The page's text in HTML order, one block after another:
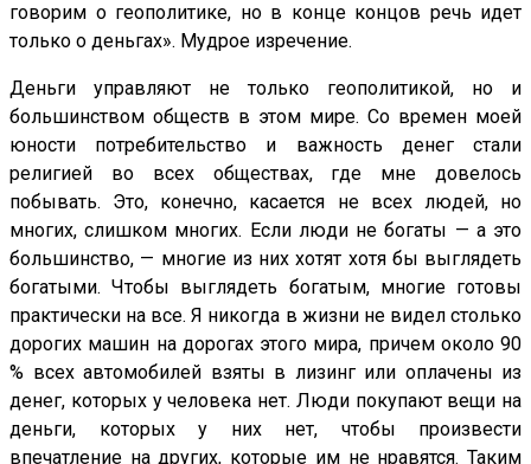
говорим о геополитике, но в конце концов речь идет
только о деньгах». Мудрое изречение.
Деньги управляют не только геополитикой, но и
большинством обществ в этом мире. Со времен моей
юности потребительство и важность денег стали
религией во всех обществах, где мне довелось
побывать. Это, конечно, касается не всех людей, но
многих, слишком многих. Если люди не богаты — а это
большинство, — многие из них хотят хотя бы выглядеть
богатыми. Чтобы выглядеть богатым, многие готовы
практически на все. Я никогда в жизни не видел столько
дорогих машин на дорогах этого мира, причем около 90
% всех автомобилей взяты в лизинг или оплачены из
денег, которых у человека нет. Люди покупают вещи на
деньги, которых у них нет, чтобы произвести
впечатление на других, которые им не нравятся. Таким